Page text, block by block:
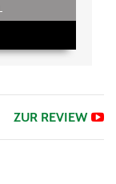
ZUR REVIEW